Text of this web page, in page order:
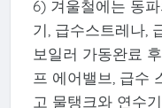
6) 겨울철에는 동
기, 급수스트레나,
보일러 가동완료
프 에어밸브, 급수
고 물탱크와 연수